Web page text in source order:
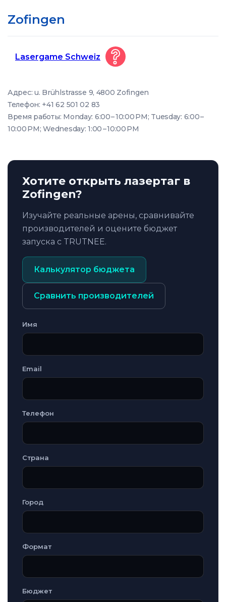
Zofingen
Lasergame Schweiz
Адрес: u. Brühlstrasse 9, 4800 Zofingen
Телефон: +41 62 501 02 83
Время работы: Monday: 6:00 – 10:00 PM; Tuesday: 6:00 –
10:00 PM; Wednesday: 1:00 – 10:00 PM
Хотите открыть лазертаг в
Zofingen?
Изучайте реальные арены, сравнивайте
производителей и оцените бюджет
запуска с TRUTNEE.
Калькулятор бюджета
Сравнить производителей
Имя
Email
Телефон
Страна
Город
Формат
Бюджет